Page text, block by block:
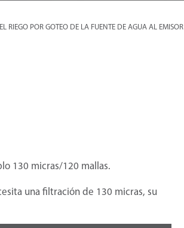
RIEGO POR GOTEO DE LA FUENTE DE AGUA AL EMISOR
130 micras/120 mallas.
una filtración de 130 micras, su